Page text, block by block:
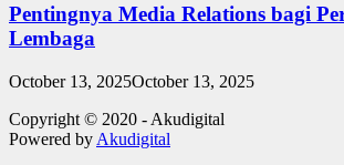
Pentingnya Media Relations bagi
Lembaga
October 13, 2025October 13, 2025
Copyright © 2020 - Akudigital
Powered by Akudigital